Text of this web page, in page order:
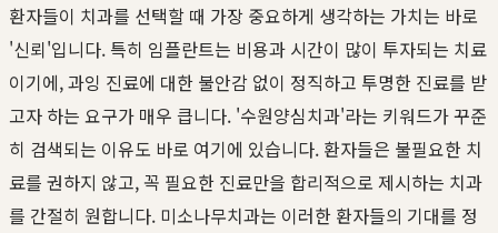
환자들이 치과를 선택할 때 가장 중요하게 생각하는 가치는 바로
'신뢰'입니다. 특히 임플란트는 비용과 시간이 많이 투자되는 치료
이기에, 과잉 진료에 대한 불안감 없이 정직하고 투명한 진료를 받
고자 하는 요구가 매우 큽니다. '수원양심치과'라는 키워드가 꾸준
히 검색되는 이유도 바로 여기에 있습니다. 환자들은 불필요한 치
료를 권하지 않고, 꼭 필요한 진료만을 합리적으로 제시하는 치과
를 간절히 원합니다. 미소나무치과는 이러한 환자들의 기대를 정